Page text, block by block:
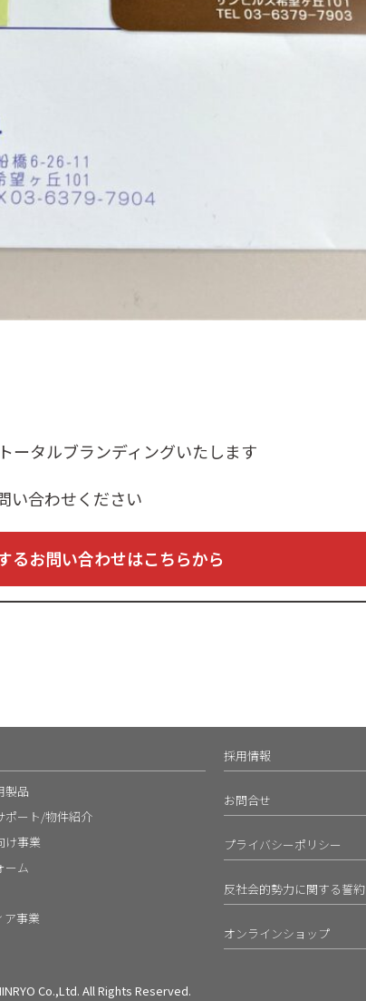
ータルブランディングいたします
い合わせください
るお問い合わせはこちらから
製品
ポート/物件紹介
け事業
ーム
ア事業
採用情報
お問合せ
プライバシーポリシー
反社会的勢力に関する誓約
オンラインショップ
Co.,Ltd. All Rights Reserved.